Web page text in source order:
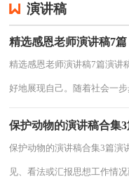
演讲稿
精选感恩老师演讲稿7篇
精选感恩老师演讲稿7篇演讲
好地展现自己。随着社会一
保护动物的演讲稿合集3
保护动物的演讲稿合集3篇演
见、看法或汇报思想工作情